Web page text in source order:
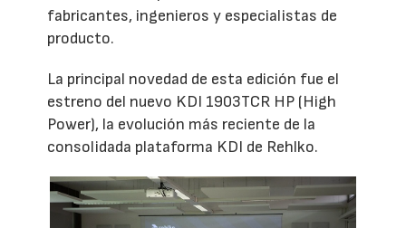
fabricantes, ingenieros y especialistas de
producto.
La principal novedad de esta edición fue el
estreno del nuevo KDI 1903TCR HP (High
Power), la evolución más reciente de la
consolidada plataforma KDI de Rehlko.